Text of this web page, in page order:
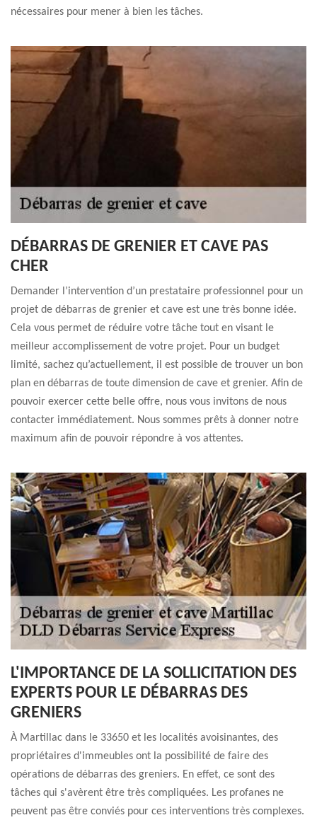
nécessaires pour mener à bien les tâches.
DÉBARRAS DE GRENIER ET CAVE PAS
CHER
Demander l’intervention d’un prestataire professionnel pour un
projet de débarras de grenier et cave est une très bonne idée.
Cela vous permet de réduire votre tâche tout en visant le
meilleur accomplissement de votre projet. Pour un budget
limité, sachez qu’actuellement, il est possible de trouver un bon
plan en débarras de toute dimension de cave et grenier. Afin de
pouvoir exercer cette belle offre, nous vous invitons de nous
contacter immédiatement. Nous sommes prêts à donner notre
maximum afin de pouvoir répondre à vos attentes.
L'IMPORTANCE DE LA SOLLICITATION DES
EXPERTS POUR LE DÉBARRAS DES
GRENIERS
À Martillac dans le 33650 et les localités avoisinantes, des
propriétaires d'immeubles ont la possibilité de faire des
opérations de débarras des greniers. En effet, ce sont des
tâches qui s'avèrent être très compliquées. Les profanes ne
peuvent pas être conviés pour ces interventions très complexes.